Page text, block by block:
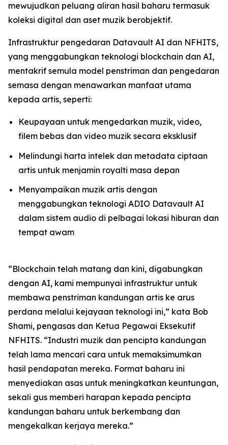
mewujudkan peluang aliran hasil baharu termasuk
koleksi digital dan aset muzik berobjektif.
Infrastruktur pengedaran Datavault AI dan NFHITS,
yang menggabungkan teknologi blockchain dan AI,
mentakrif semula model penstriman dan pengedaran
semasa dengan menawarkan manfaat utama
kepada artis, seperti:
Keupayaan untuk mengedarkan muzik, video,
filem bebas dan video muzik secara eksklusif
Melindungi harta intelek dan metadata ciptaan
artis untuk menjamin royalti masa depan
Menyampaikan muzik artis dengan
menggabungkan teknologi ADIO Datavault AI
dalam sistem audio di pelbagai lokasi hiburan dan
tempat awam
“Blockchain telah matang dan kini, digabungkan
dengan AI, kami mempunyai infrastruktur untuk
membawa penstriman kandungan artis ke arus
perdana melalui kejayaan teknologi ini,” kata Bob
Shami, pengasas dan Ketua Pegawai Eksekutif
NFHITS. “Industri muzik dan pencipta kandungan
telah lama mencari cara untuk memaksimumkan
hasil pendapatan mereka. Format baharu ini
menyediakan asas untuk meningkatkan keuntungan,
sekali gus memberi harapan kepada pencipta
kandungan baharu untuk berkembang dan
mengekalkan kerjaya mereka.”